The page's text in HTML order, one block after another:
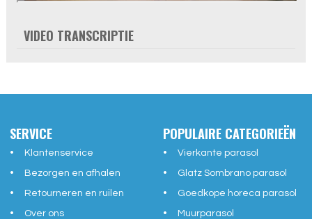
VIDEO TRANSCRIPTIE
SERVICE
Klantenservice
Bezorgen en afhalen
Retourneren en ruilen
Over ons
POPULAIRE CATEGORIEËN
Vierkante parasol
Glatz Sombrano parasol
Goedkope horeca parasol
Muurparasol